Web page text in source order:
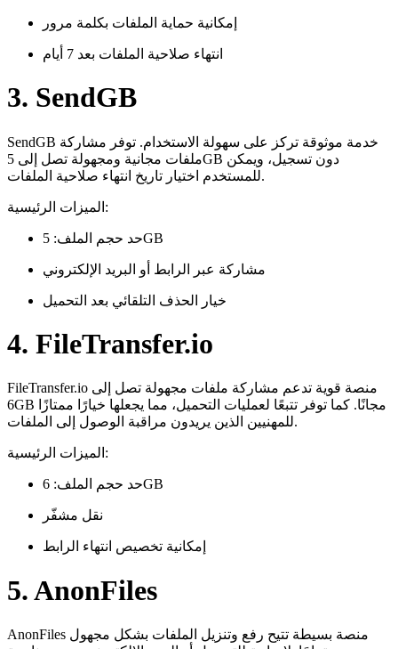
إمكانية حماية الملفات بكلمة مرور
انتهاء صلاحية الملفات بعد 7 أيام
3. SendGB
SendGB خدمة موثوقة تركز على سهولة الاستخدام. توفر مشاركة
ملفات مجانية ومجهولة تصل إلى 5GB دون تسجيل، ويمكن
للمستخدم اختيار تاريخ انتهاء صلاحية الملفات.
الميزات الرئيسية:
حد حجم الملف: 5GB
مشاركة عبر الرابط أو البريد الإلكتروني
خيار الحذف التلقائي بعد التحميل
4. FileTransfer.io
FileTransfer.io منصة قوية تدعم مشاركة ملفات مجهولة تصل إلى
6GB مجانًا. كما توفر تتبعًا لعمليات التحميل، مما يجعلها خيارًا ممتازًا
للمهنيين الذين يريدون مراقبة الوصول إلى الملفات.
الميزات الرئيسية:
حد حجم الملف: 6GB
نقل مشفّر
إمكانية تخصيص انتهاء الرابط
5. AnonFiles
AnonFiles منصة بسيطة تتيح رفع وتنزيل الملفات بشكل مجهول